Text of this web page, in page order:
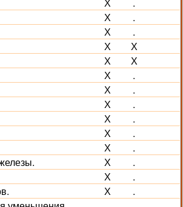
Х
.
Х
.
Х
Х
Х
Х
Х
.
Х
.
Х
.
Х
.
Х
.
Х
.
Х
.
Х
.
Х
.